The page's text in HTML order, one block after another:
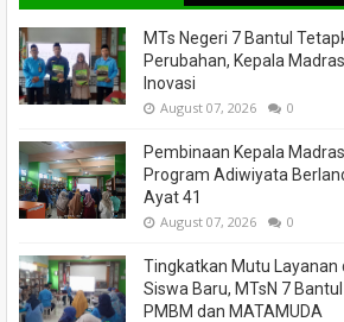
MTs Negeri 7 Bantul
Perubahan, Kepala
Inovasi
August 07, 2026 0
Pembinaan Kepala
Program Adiwiyata
Ayat 41
August 07, 2026 0
Tingkatkan Mutu Layanan
Siswa Baru, MTsN 7
PMBM dan MATAMUDA